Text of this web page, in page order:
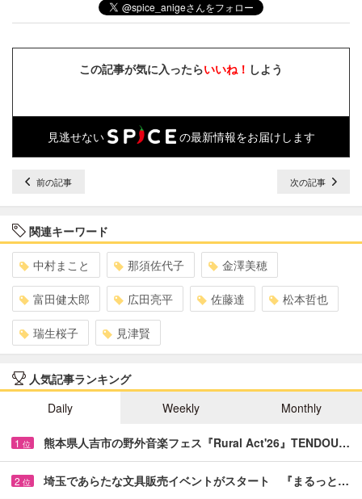
この記事が気に入ったらいいね！ しよう
見逃せない の最新情報をお届けします
前の記事 次の記事
関連キーワード
中村まこと 那須佐代子 金澤美穂
富田健太郎 広田亮平 佐藤達 松本哲也
瑞生桜子 見津賢
人気記事ランキング
Daily
Weekly Monthly
1 位 熊本県人吉市の野外音楽フェス『Rural Act'26』TENDOU…
2 位 埼玉であらたな文具販売イベントがスタート 『まるっと…